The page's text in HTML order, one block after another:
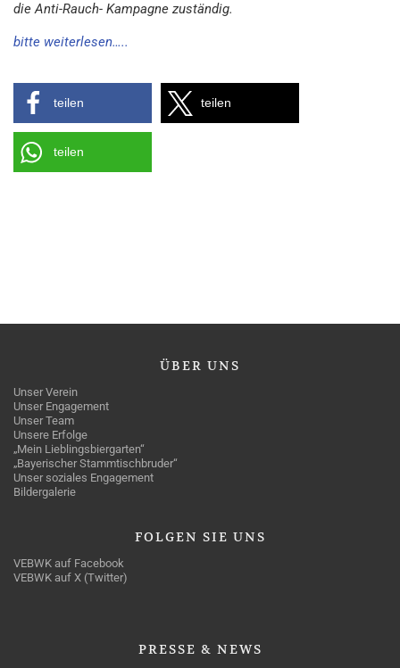
die Anti-Rauch- Kampagne zuständig.
bitte weiterlesen…..
teilen teilen
teilen
ÜBER UNS
Unser Verein
Unser Engagement
Unser Team
Unsere Erfolge
„Mein Lieblingsbiergarten“
„Bayerischer Stammtischbruder“
Unser soziales Engagement
Bildergalerie
FOLGEN SIE UNS
VEBWK auf Facebook
VEBWK auf X (Twitter)
PRESSE & NEWS